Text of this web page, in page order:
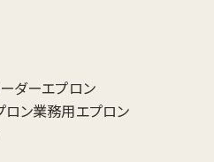
ダーエプロン
ロン業務用エプロン